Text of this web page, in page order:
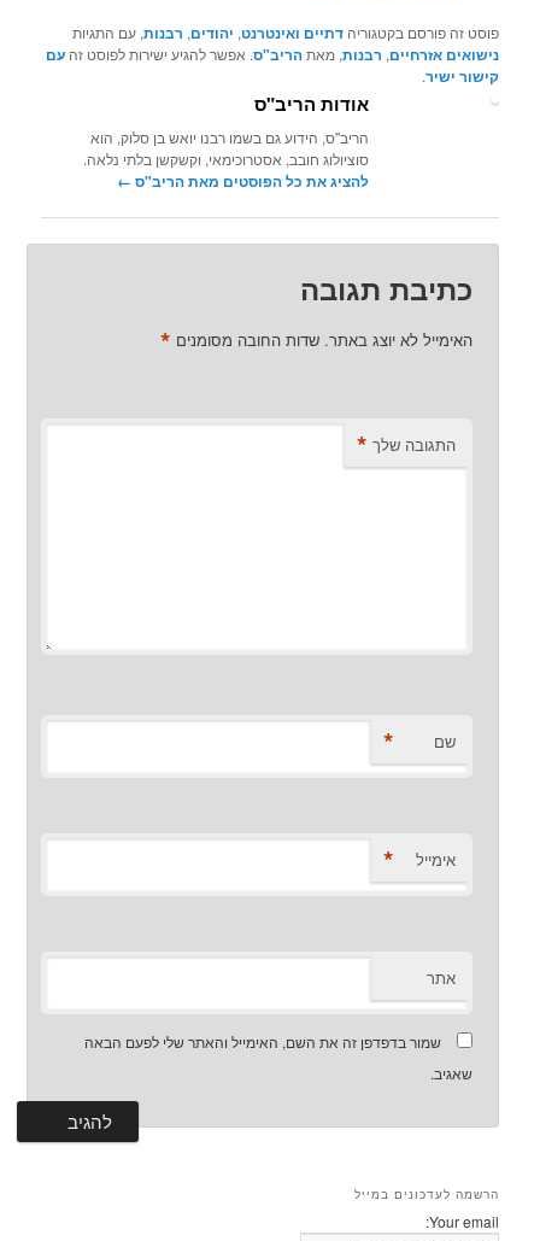
פוסט זה פורסם בקטגוריהדתיים ואינטרנט, יהודים, רבנות, עם התגיות
נישואים אזרחיים, רבנות, מאתהריב"ס. אפשר להגיע ישירות לפוסט זהעם
קישור ישיר.
אודות הריב"ס
הריב"ס, הידוע גם בשמו רבנו יואש בן סלוק, הוא
סוציולוג חובב, אסטרוכימאי, וקשקשן בלתי נלאה.
להציג את כל הפוסטים מאת הריב"ס‏ ←
כתיבת תגובה
האימייל לא יוצג באתר. שדות החובה מסומנים *
התגובה שלך *
שם *
אימייל *
אתר
שמור בדפדפן זה את השם, האימייל והאתר שלי לפעם הבאה
שאגיב.
הרשמה לעדכונים במייל
Your email: